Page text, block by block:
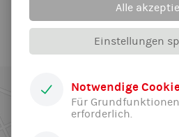
Alle News der Abteilung ...
Alle
Einstellungen
Notwendige
Für
erforderlich.